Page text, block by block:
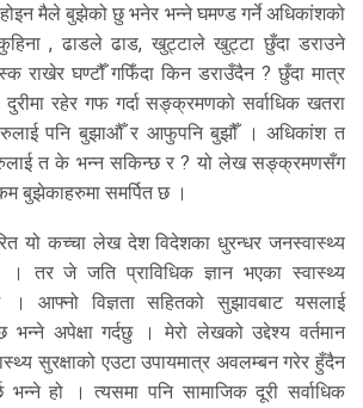
होइन मैले बुझेको छु भनेर भन्ने घमण्ड गर्ने अधिकांशको
, ढाडले ढाड, खुट्टाले खुट्टा छुँदा डराउने
राखेर घण्टौँ गफिँदा किन डराउँदैन ? छुँदा मात्र
दुरीमा रहेर गफ गर्दा सङ्क्रमणको सर्वाधिक खतरा
पनि बुझाऔँ र आफुपनि बुझौँ । अधिकांश त
त के भन्न सकिन्छ र ? यो लेख सङ्क्रमणसँग
बुझेकाहरुमा समर्पित छ ।
यो कच्चा लेख देश विदेशका धुरन्धर जनस्वास्थ्य
। तर जे जति प्राविधिक ज्ञान भएका स्वास्थ्य
। आफ्नो विज्ञता सहितको सुझावबाट यसलाई
भन्ने अपेक्षा गर्दछु । मेरो लेखको उद्देश्य वर्तमान
सुरक्षाको एउटा उपायमात्र अवलम्बन गरेर हुँदैन
भन्ने हो । त्यसमा पनि सामाजिक दूरी सर्वाधिक